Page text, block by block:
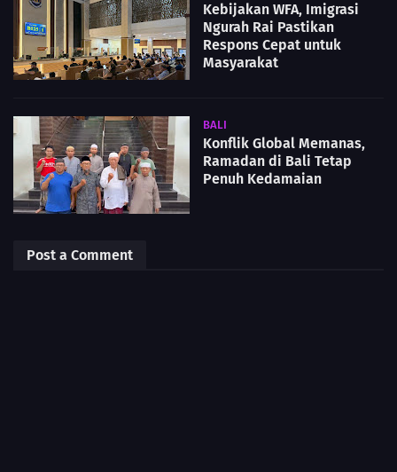
Kebijakan WFA, Imigrasi
Ngurah Rai Pastikan
Respons Cepat untuk
Masyarakat
BALI
Konflik Global Memanas,
Ramadan di Bali Tetap
Penuh Kedamaian
Post a Comment